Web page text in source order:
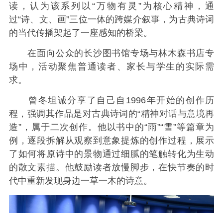
读，认为该系列以“万物有灵”为核心精神，通
过“诗、文、画”三位一体的跨媒介叙事，为古典诗词
的当代传播架起了一座感知的桥梁。
在面向公众的长沙图书馆专场与林木森书店专
场中，活动聚焦普通读者、家长与学生的实际需
求。
曾冬坦诚分享了自己自1996年开始的创作历
程，强调其作品是对古典诗词的“精神对话与意境再
造”，属于二次创作。他以书中的“雨”“雪”等篇章为
例，逐段拆解从观察到意象提炼的创作过程，展示
了如何将原诗中的景物通过细腻的笔触转化为生动
的散文素描。他鼓励读者放慢脚步，在快节奏的时
代中重新发现身边一草一木的诗意。